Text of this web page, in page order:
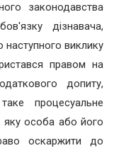
законодавства
дізнавача,
наступного виклику
правом на
допиту,
процесуальне
яку особа або його
оскаржити до